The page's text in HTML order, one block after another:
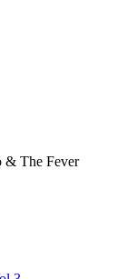
& The Fever